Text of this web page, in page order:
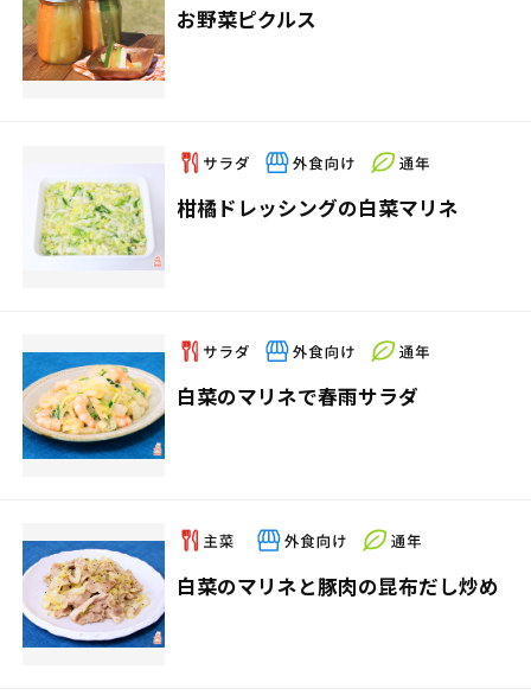
お野菜ピクルス
柑橘ドレッシングの白菜マリネ
白菜のマリネで春雨サラダ
白菜のマリネと豚肉の昆布だし炒め